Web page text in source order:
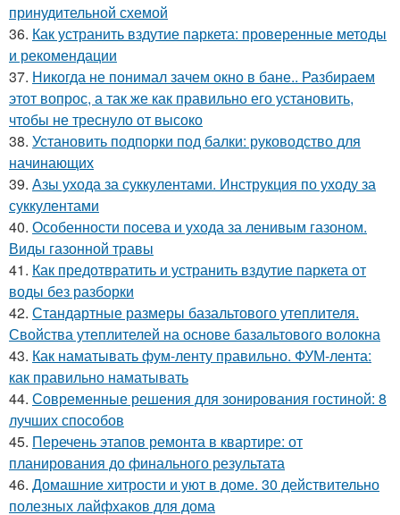
принудительной схемой
36. Как устранить вздутие паркета: проверенные методы
и рекомендации
37. Никогда не понимал зачем окно в бане.. Разбираем
этот вопрос, а так же как правильно его установить,
чтобы не треснуло от высоко
38. Установить подпорки под балки: руководство для
начинающих
39. Азы ухода за суккулентами. Инструкция по уходу за
суккулентами
40. Особенности посева и ухода за ленивым газоном.
Виды газонной травы
41. Как предотвратить и устранить вздутие паркета от
воды без разборки
42. Стандартные размеры базальтового утеплителя.
Свойства утеплителей на основе базальтового волокна
43. Как наматывать фум-ленту правильно. ФУМ-лента:
как правильно наматывать
44. Современные решения для зонирования гостиной: 8
лучших способов
45. Перечень этапов ремонта в квартире: от
планирования до финального результата
46. Домашние хитрости и уют в доме. 30 действительно
полезных лайфхаков для дома